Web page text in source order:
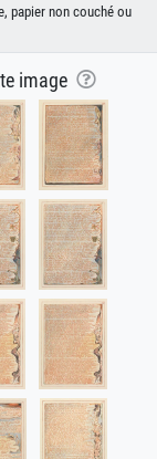
papier non couché ou
image